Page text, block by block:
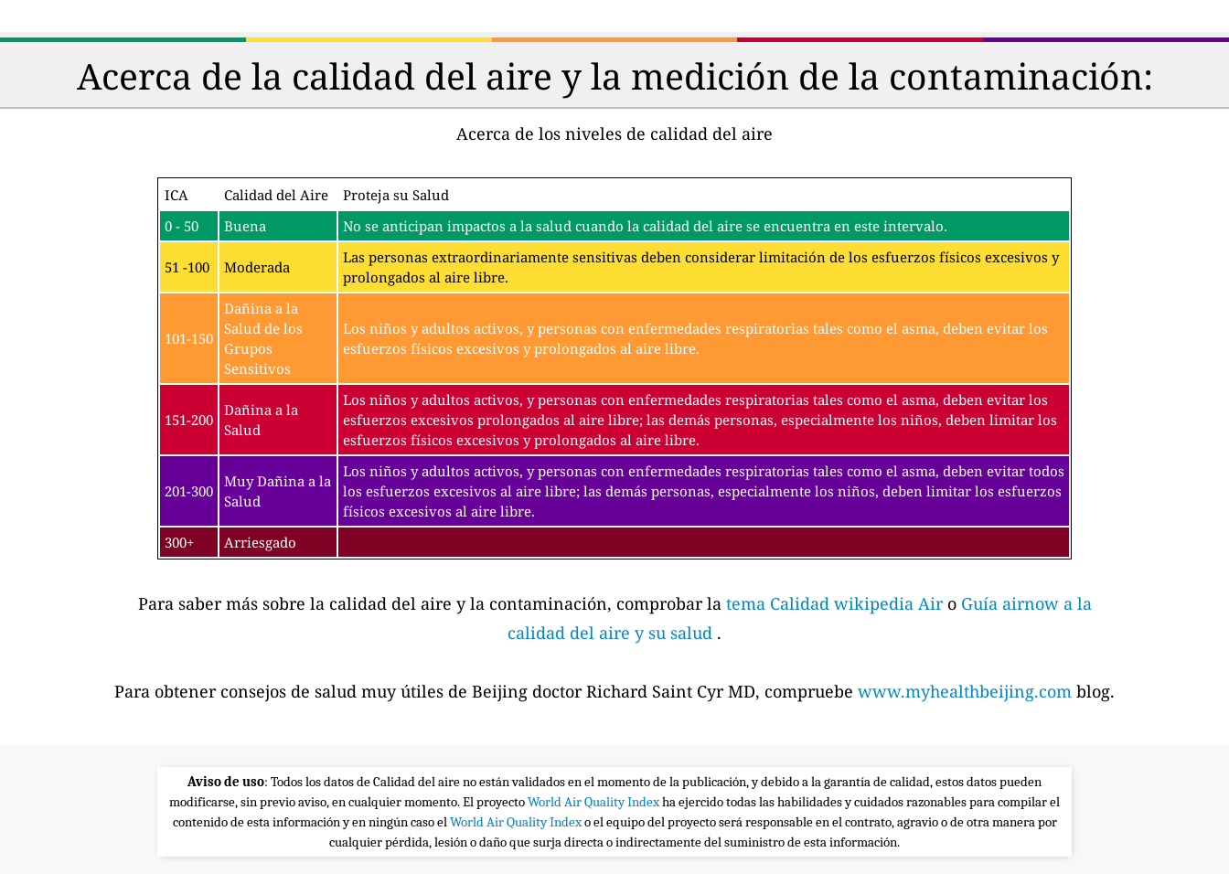
Acerca de la calidad del aire y la medición de la contaminación:
Acerca de los niveles de calidad del aire
ICA Calidad del Aire
Proteja su Salud
0 - 50
Buena No se anticipan impactos a la salud cuando la calidad del aire se encuentra en este intervalo.
51 -100 Moderada
Las personas extraordinariamente sensitivas deben considerar limitación de los esfuerzos físicos excesivos y
prolongados al aire libre.
101-150
Dañina a la
Salud de los
Grupos
Sensitivos
Los niños y adultos activos, y personas con enfermedades respiratorias tales como el asma, deben evitar los
esfuerzos físicos excesivos y prolongados al aire libre.
151-200
Dañina a la
Salud
Los niños y adultos activos, y personas con enfermedades respiratorias tales como el asma, deben evitar los
esfuerzos excesivos prolongados al aire libre; las demás personas, especialmente los niños, deben limitar los
esfuerzos físicos excesivos y prolongados al aire libre.
201-300
Muy Dañina a la
Salud
Los niños y adultos activos, y personas con enfermedades respiratorias tales como el asma, deben evitar todos
los esfuerzos excesivos al aire libre; las demás personas, especialmente los niños, deben limitar los esfuerzos
físicos excesivos al aire libre.
300+
Arriesgado
Para saber más sobre la calidad del aire y la contaminación, comprobar la tema Calidad wikipedia Air o Guía airnow a la
calidad del aire y su salud .
Para obtener consejos de salud muy útiles de Beijing doctor Richard Saint Cyr MD, compruebe www.myhealthbeijing.com blog.
Aviso de uso: Todos los datos de Calidad del aire no están validados en el momento de la publicación, y debido a la garantía de calidad, estos datos pueden
modificarse, sin previo aviso, en cualquier momento. El proyectoWorld Air Quality Indexha ejercido todas las habilidades y cuidados razonables para compilar el
contenido de esta información y en ningún caso elWorld Air Quality Indexo el equipo del proyecto será responsable en el contrato, agravio o de otra manera por
cualquier pérdida, lesión o daño que surja directa o indirectamente del suministro de esta información.